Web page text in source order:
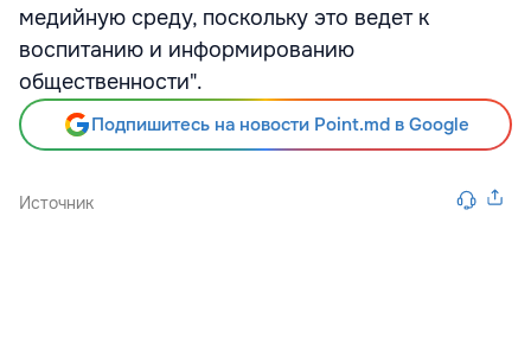
медийную среду, поскольку это ведет к
воспитанию и информированию
общественности".
Подпишитесь на новости Point.md в Google
Источник